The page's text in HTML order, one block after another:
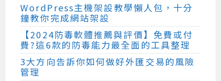
WordPress主機架設教學懶人包，十分
鐘教你完成網站架設
【2024防毒軟體推薦與評價】免費或付
費?這6款的防毒能力最全面的工具整理
3大方向告訴你如何做好外匯交易的風險
管理